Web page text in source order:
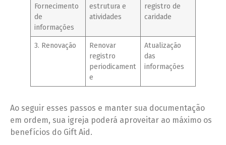
Fornecimento
de
informações
estrutura e
atividades
registro de
caridade
3. Renovação
Renovar
registro
periodicament
e
Atualização
das
informações
Ao seguir esses passos e manter sua documentação
em ordem, sua igreja poderá aproveitar ao máximo os
benefícios do Gift Aid.